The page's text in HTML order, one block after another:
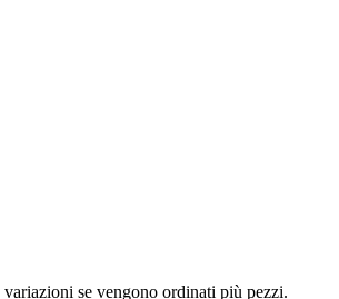
se vengono ordinati più pezzi.